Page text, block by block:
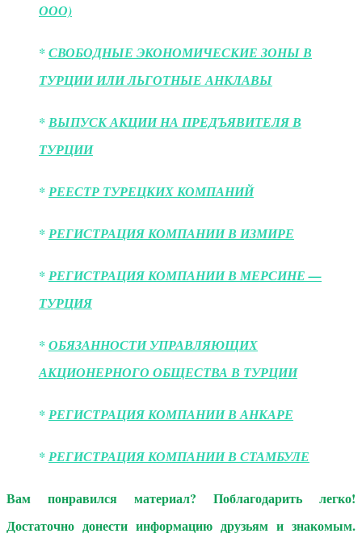
ООО)
*СВОБОДНЫЕ ЭКОНОМИЧЕСКИЕ ЗОНЫ В
ТУРЦИИ ИЛИ ЛЬГОТНЫЕ АНКЛАВЫ
*ВЫПУСК АКЦИИ НА ПРЕДЪЯВИТЕЛЯ В
ТУРЦИИ
*РЕЕСТР ТУРЕЦКИХ КОМПАНИЙ
*РЕГИСТРАЦИЯ КОМПАНИИ В ИЗМИРЕ
*РЕГИСТРАЦИЯ КОМПАНИИ В МЕРСИНЕ —
ТУРЦИЯ
*ОБЯЗАННОСТИ УПРАВЛЯЮЩИХ
АКЦИОНЕРНОГО ОБЩЕСТВА В ТУРЦИИ
*РЕГИСТРАЦИЯ КОМПАНИИ В АНКАРЕ
*РЕГИСТРАЦИЯ КОМПАНИИ В СТАМБУЛЕ
Вам понравился материал? Поблагодарить легко!
Достаточно донести информацию друзьям и знакомым.